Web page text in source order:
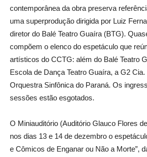
contemporânea da obra preserva
uma superprodução dirigida por Luiz
diretor do Balé Teatro Guaíra (BTG).
compõem o elenco do espetáculo que
artísticos do CCTG: além do Balé Teatro
Escola de Dança Teatro Guaíra, a G2
Orquestra Sinfônica do Paraná. Os
sessões estão esgotados.
O Miniauditório (Auditório Glauco Flores
nos dias 13 e 14 de dezembro o
e Cômicos de Enganar ou Não a Morte”,